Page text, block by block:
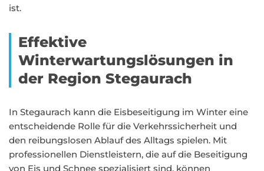
ist.
Effektive
Winterwartungslösungen in
der Region Stegaurach
In Stegaurach kann die Eisbeseitigung im Winter eine
entscheidende Rolle für die Verkehrssicherheit und
den reibungslosen Ablauf des Alltags spielen. Mit
professionellen Dienstleistern, die auf die Beseitigung
von Eis und Schnee spezialisiert sind, können